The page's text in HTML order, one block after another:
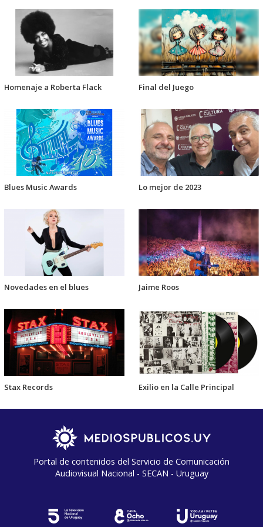
Homenaje a Roberta Flack Final del Juego
Blues Music Awards Lo mejor de 2023
Novedades en el blues Jaime Roos
Stax Records Exilio en la Calle Principal
Portal de contenidos del Servicio de Comunicación
Audiovisual Nacional - SECAN - Uruguay